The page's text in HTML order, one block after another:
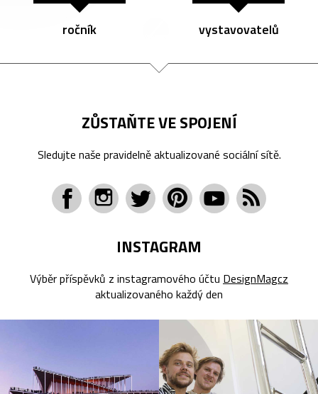
ročník vystavovatelů
ZŮSTAŇTE VE SPOJENÍ
Sledujte naše pravidelně aktualizované sociální sítě.
INSTAGRAM
Výběr příspěvků z instagramového účtu DesignMagcz
aktualizovaného každý den